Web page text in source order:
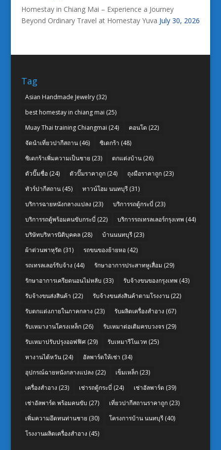
Homestay in Chiang Mai – Experience a Journey
Beyond Ordinary Travel at Homestay Yuva July 30, 2026
Tag
Asian Handmade Jewelry(32)
best homestay in chiang mai (25)
Muay Thai training Chiangmai (24) คอนโด (22)
จัดนำเที่ยวปากีสถาน(46) ซิเดกร้า (48)
ซิเดกร้าเพิ่มความเป็นชาย (23) ตกแต่งบ้าน(26)
ตัวปั๊มชื่อ(24) ตัวปั๊มราคาถูก(24) ถุงมือราคาถูก(23)
ทัวร์ปากีสถาน(45) ทาวน์โฮม นนทบุรี(31)
บริการฉายหนังกลางแปลง (23) บริการรถตู้กระบี่ (23)
บริการรถตู้พร้อมคนขับกระบี่ (22) บริการรถเทรลเลอร์กรุงเทพ (44)
บริษัทบริหารนิติบุคคล(28) บ้านนนทบุรี(23)
ผ้าต่วนพาหุรัด (31) รถขนของย้ายหอ(42)
รถเทรลเลอร์รับจ้าง (44) รักษาอาการประสาทหูเสื่อม (29)
รักษาอาการเครียดนอนไม่หลับ (33) รับจ้างขนของกรุงเทพ (43)
รับจ้างขนส่งสินค้า (22) รับจ้างขนส่งสินค้าตามโรงงาน(22)
รับตกแต่งภายในภาคกลาง (23) รับผลิตเครื่องสำอาง (67)
รับเหมางานโครงเหล็ก(26) รับเหมาต่อเติมครบวงจร(29)
รับเหมาปรับปรุงออฟฟิศ(29) รับเหมารีโนเวท (25)
หางานไต้หวัน(24) อัลพาร์ดให้เช่า (34)
อุปกรณ์ฉายหนังกลางแปลง (22) เข็มเหล็ก(23)
เครื่องสำอาง (23) เช่ารถตู้กระบี่ (24) เช่าอัลพาร์ด (39)
เช่าอัลพาร์ด พร้อมคนขับ (27) เที่ยวปากีสถานราคาถูก(23)
เพิ่มความอึดทนท่านชาย (30) โครงการบ้าน นนทบุรี(40)
โรงงานผลิตเครื่องสำอาง (45)